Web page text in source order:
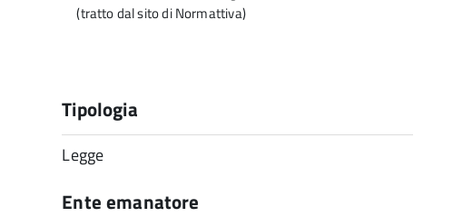
(tratto dal sito di Normattiva)
Tipologia
Legge
Ente emanatore